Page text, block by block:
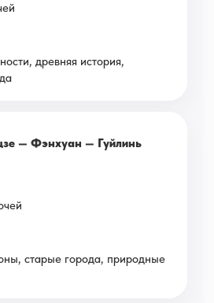
древняя история,
— Фэнхуан — Гуйлинь
старые города, природные